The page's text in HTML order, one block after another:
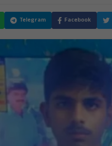
Telegram Facebook